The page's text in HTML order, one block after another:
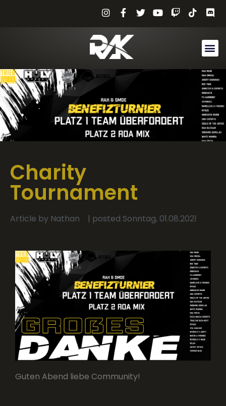
Charity
Tournament
Article by Nathan | posted Sonntag, 01.08.2021
Guten Abend liebe Community!